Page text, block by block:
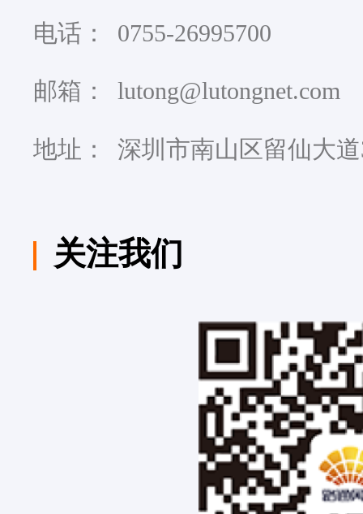
电话： 0755-26995700
邮箱： lutong@lutongnet.com
地址： 深圳市南山区留仙大
关注我们